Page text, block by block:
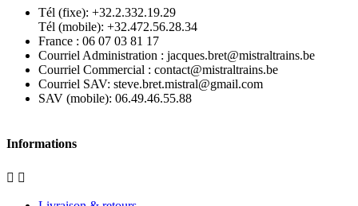
Tél (fixe): +32.2.332.19.29
Tél (mobile): +32.472.56.28.34
France : 06 07 03 81 17
Courriel Administration : jacques.bret@mistraltrains.be
Courriel Commercial : contact@mistraltrains.be
Courriel SAV: steve.bret.mistral@gmail.com
SAV (mobile): 06.49.46.55.88
Informations
 